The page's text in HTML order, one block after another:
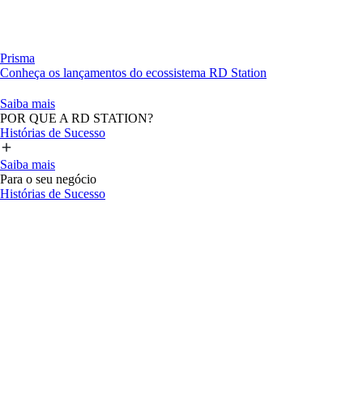
Prisma
Conheça os lançamentos do ecossistema RD Station
Saiba mais
POR QUE A RD STATION?
Histórias de Sucesso
Saiba mais
Para o seu negócio
Histórias de Sucesso